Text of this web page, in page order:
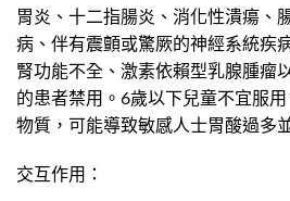
胃炎、十二指腸炎、消化性潰瘍、
病、伴有震顫或驚厥的神經系統疾
腎功能不全、激素依賴型乳腺腫瘤
的患者禁用。6歲以下兒童不宜服
物質，可能導致敏感人士胃酸過多
交互作用：